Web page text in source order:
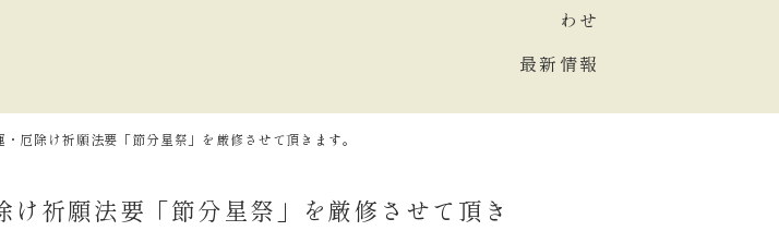
わせ
最新情報
厄除け祈願法要「節分星祭」を厳修させて頂きます。
祈願法要「節分星祭」を厳修させて頂き